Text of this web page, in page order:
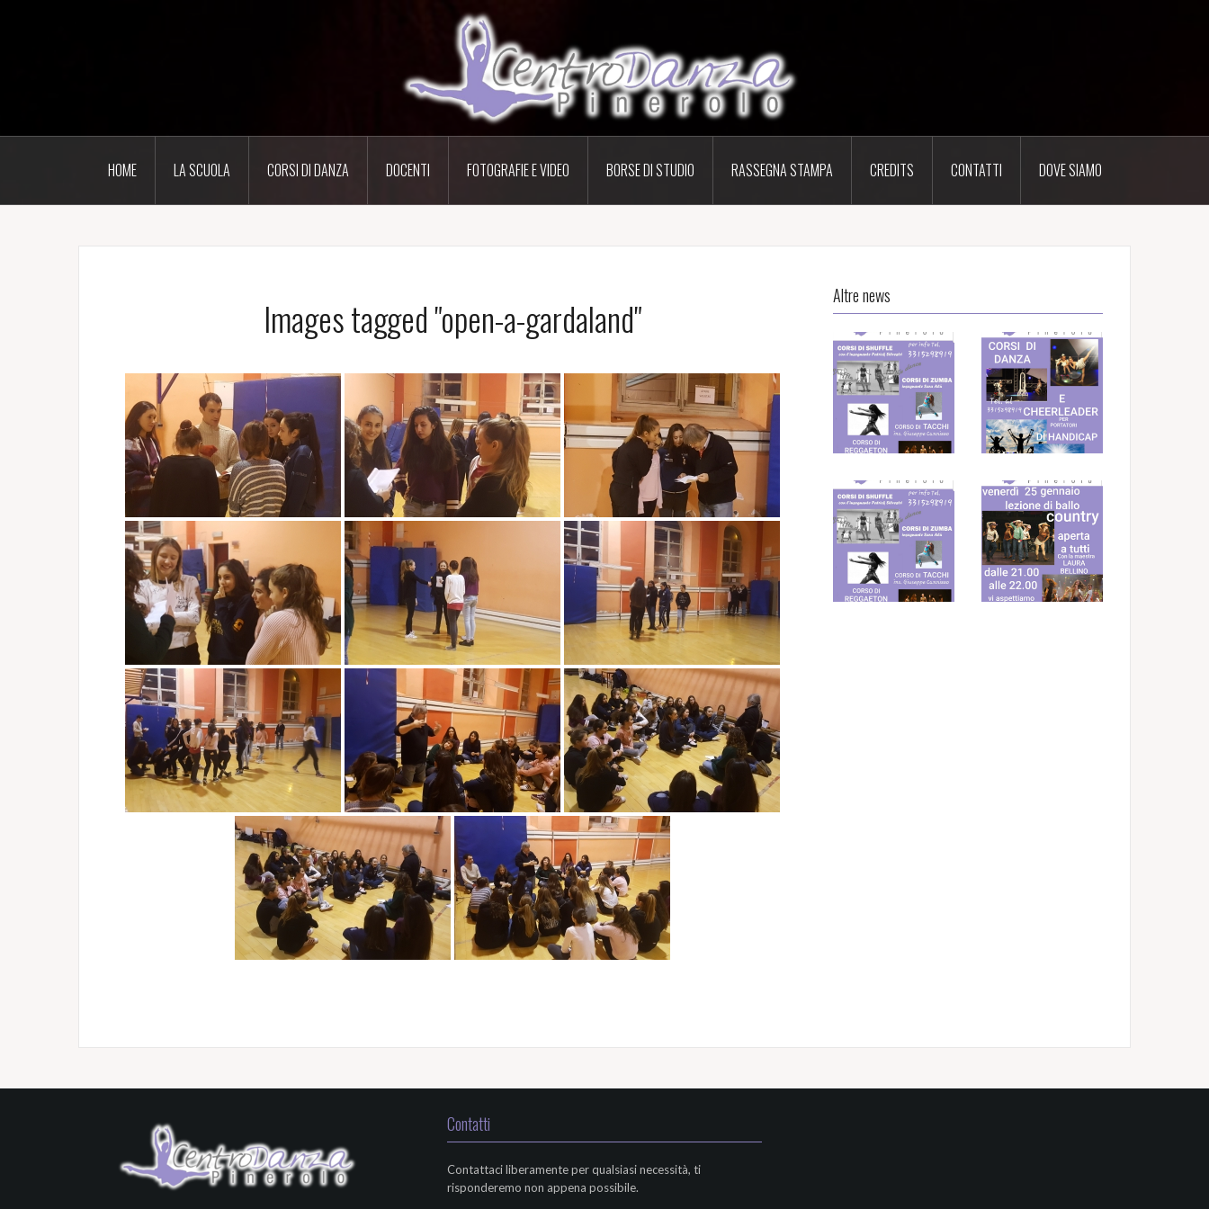
HOME LA SCUOLA CORSI DI DANZA DOCENTI FOTOGRAFIE E VIDEO BORSE DI STUDIO RASSEGNA STAMPA CREDITS CONTATTI DOVE SIAMO
Images tagged "open-a-gardaland" Altre news
Contatti
Contattaci liberamente per qualsiasi necessità, ti
risponderemo non appena possibile.